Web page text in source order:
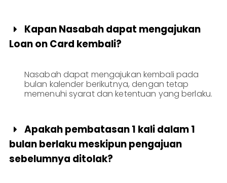

Kapan Nasabah dapat mengajukan
Loan on Card kembali?
Nasabah dapat mengajukan kembali pada
bulan kalender berikutnya, dengan tetap
memenuhi syarat dan ketentuan yang berlaku.

Apakah pembatasan 1 kali dalam 1
bulan berlaku meskipun pengajuan
sebelumnya ditolak?